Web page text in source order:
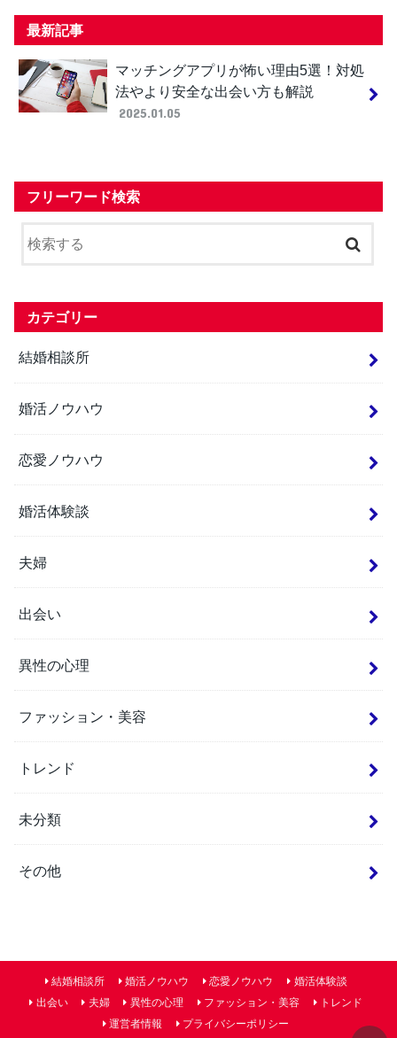
最新記事
マッチングアプリが怖い理由5選！対処
法やより安全な出会い方も解説
2025.01.05
フリーワード検索
カテゴリー
結婚相談所
婚活ノウハウ
恋愛ノウハウ
婚活体験談
夫婦
出会い
異性の心理
ファッション・美容
トレンド
未分類
その他
結婚相談所 婚活ノウハウ 恋愛ノウハウ
婚活体験談
出会い
夫婦 異性の心理 ファッション・美容
トレンド
運営者情報
プライバシーポリシー